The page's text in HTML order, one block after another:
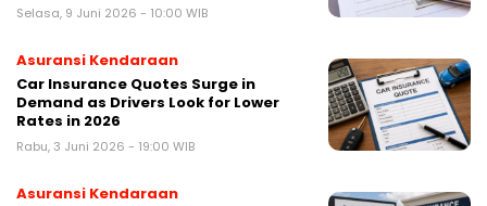
Selasa, 9 Juni 2026 - 10:00 WIB
Asuransi Kendaraan
Car Insurance Quotes Surge in
Demand as Drivers Look for Lower
Rates in 2026
Rabu, 3 Juni 2026 - 19:00 WIB
Asuransi Kendaraan